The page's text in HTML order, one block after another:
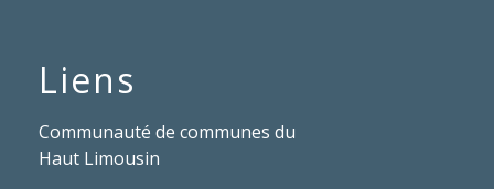
Liens
Communauté de communes du
Haut Limousin